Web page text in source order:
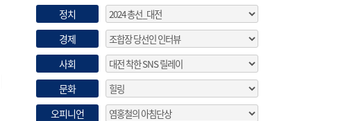
정치
경제
사회
문화
오피니언